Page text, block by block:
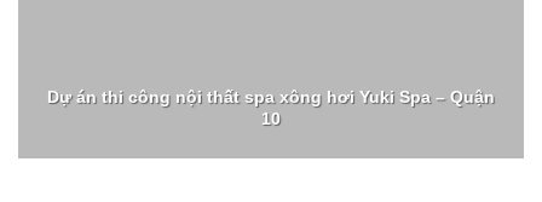
Dự án thi công nội thất spa xông hơi Yuki Spa – Quận
10